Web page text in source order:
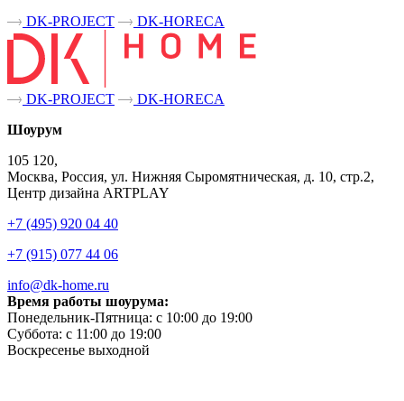
DK-PROJECT
DK-HORECA
DK-PROJECT
DK-HORECA
Шоурум
105 120,
Москва, Россия, ул. Нижняя Сыромятническая, д. 10, стр.2,
Центр дизайна ARTPLAY
+7 (495) 920 04 40
+7 (915) 077 44 06
info@dk-home.ru
Время работы шоурума:
Понедельник-Пятница: c 10:00 до 19:00
Суббота: c 11:00 до 19:00
Воскресенье выходной